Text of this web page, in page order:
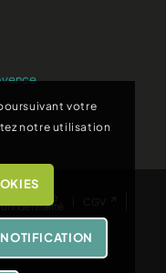
parWinsiders
Politique de
votre
notre utilisation